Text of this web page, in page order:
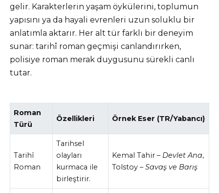
gelir. Karakterlerin yaşam öykülerini, toplumun
yapısını ya da hayali evrenleri uzun soluklu bir
anlatımla aktarır. Her alt tür farklı bir deneyim
sunar: tarihî roman geçmişi canlandırırken,
polisiye roman merak duygusunu sürekli canlı
tutar.
Roman
Türü
Özellikleri Örnek Eser (TR/Yabancı)
Tarihî
Roman
Tarihsel
olayları
kurmaca ile
birleştirir.
Kemal Tahir – Devlet Ana,
Tolstoy –Savaş ve Barış